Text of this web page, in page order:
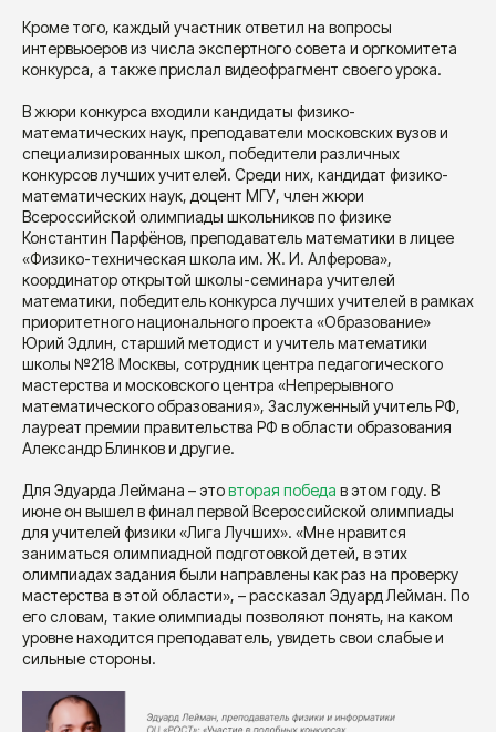
Кроме того, каждый участник ответил на вопросы
интервьюеров из числа экспертного совета и оргкомитета
конкурса, а также прислал видеофрагмент своего урока.
В жюри конкурса входили кандидаты физико-
математических наук, преподаватели московских вузов и
специализированных школ, победители различных
конкурсов лучших учителей. Среди них, кандидат физико-
математических наук, доцент МГУ, член жюри
Всероссийской олимпиады школьников по физике
Константин Парфёнов, преподаватель математики в лицее
«Физико-техническая школа им. Ж. И. Алферова»,
координатор открытой школы-семинара учителей
математики, победитель конкурса лучших учителей в рамках
приоритетного национального проекта «Образование»
Юрий Эдлин, старший методист и учитель математики
школы №218 Москвы, сотрудник центра педагогического
мастерства и московского центра «Непрерывного
математического образования», Заслуженный учитель РФ,
лауреат премии правительства РФ в области образования
Александр Блинков и другие.
Для Эдуарда Леймана – этовторая победа в этом году. В
июне он вышел в финал первой Всероссийской олимпиады
для учителей физики «Лига Лучших». «Мне нравится
заниматься олимпиадной подготовкой детей, в этих
олимпиадах задания были направлены как раз на проверку
мастерства в этой области», – рассказал Эдуард Лейман. По
его словам, такие олимпиады позволяют понять, на каком
уровне находится преподаватель, увидеть свои слабые и
сильные стороны.